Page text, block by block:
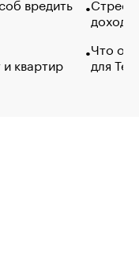
квартир
Что
для